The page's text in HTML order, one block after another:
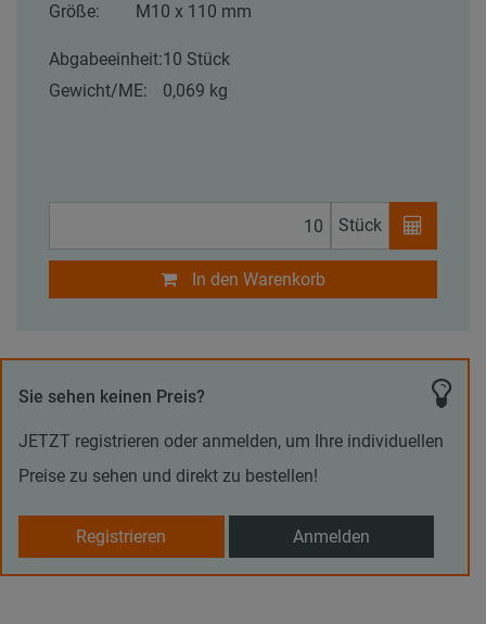
Größe:
M10 x 110 mm
Abgabeeinheit:10 Stück
Gewicht/ME:
0,069 kg
Stück
In den Warenkorb
Sie sehen keinen Preis?
JETZT registrieren oder anmelden, um Ihre individuellen
Preise zu sehen und direkt zu bestellen!
Registrieren Anmelden